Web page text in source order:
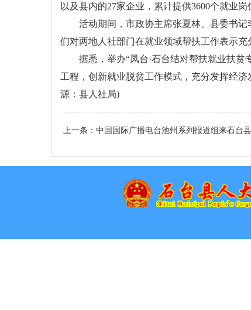
以及县内的27家企业，累计提供3600个就业
活动期间，市政协主席张夏林、县委书
们对两地人社部门在就业领域帮扶工作表示
据悉，举办“凤台·石台结对帮扶就业扶
工程，创新就业脱贫工作模式，充分发挥经
源：县人社局)
上一条： 中国国际广播电台池州系列报道组来石台